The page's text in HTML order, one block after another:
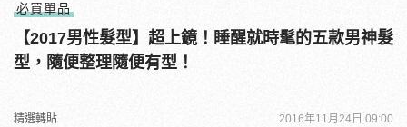
必買單品
【2017男性髮型】超上鏡！睡醒就時髦的五款男神髮
型，隨便整理隨便有型！
精選轉貼 2016年11月24日 09:00